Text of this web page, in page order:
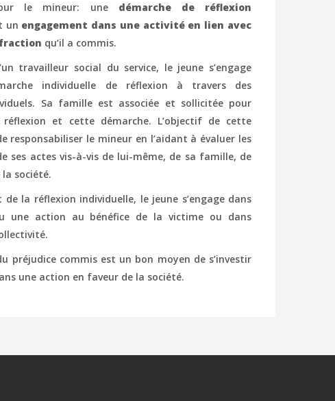
le mineur: une démarche de réflexion
un engagement dans une activité en lien avec
qu’il a commis.
travailleur social du service, le jeune s’engage
individuelle de réflexion à travers des
Sa famille est associée et sollicitée pour
et cette démarche. L’objectif de cette
responsabiliser le mineur en l’aidant à évaluer les
ses actes vis-à-vis de lui-même, de sa famille, de
société.
de la réflexion individuelle, le jeune s’engage dans
une action au bénéfice de la victime ou dans
préjudice commis est un bon moyen de s’investir
une action en faveur de la société.